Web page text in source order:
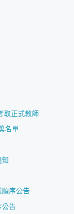
取正式教師
名單
知
序公告
告